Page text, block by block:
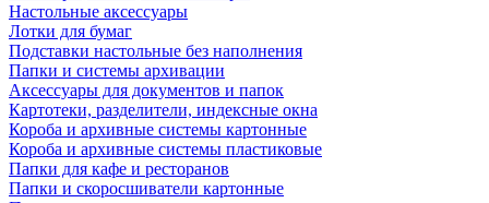
Настольные аксессуары
Лотки для бумаг
Подставки настольные без наполнения
Папки и системы архивации
Аксессуары для документов и папок
Картотеки, разделители, индексные окна
Короба и архивные системы картонные
Короба и архивные системы пластиковые
Папки для кафе и ресторанов
Папки и скоросшиватели картонные